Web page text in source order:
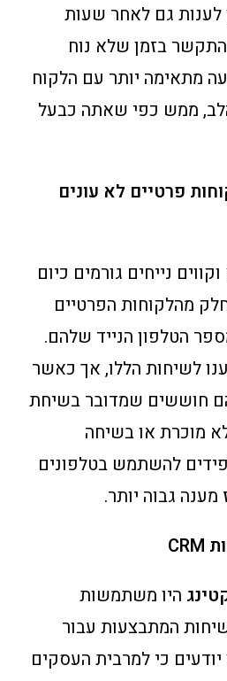
לענות גם לאחר שעות
בזמן שלא נוח
מתאימה יותר עם הלקוח
ממש כפי שאתה כבעל
פרטיים לא עונים
נייחים גורמים כיום
מהלקוחות הפרטיים
הטלפון הנייד שלהם.
לשיחות הללו, אך כאשר
חוששים שמדובר בשיחת
מוכרת או בשיחה
להשתמש בטלפונים
מענה גבוה יותר.
CRM
היו משתמשות
המתבצעות עבור
יודעים כי למרבית העסקים